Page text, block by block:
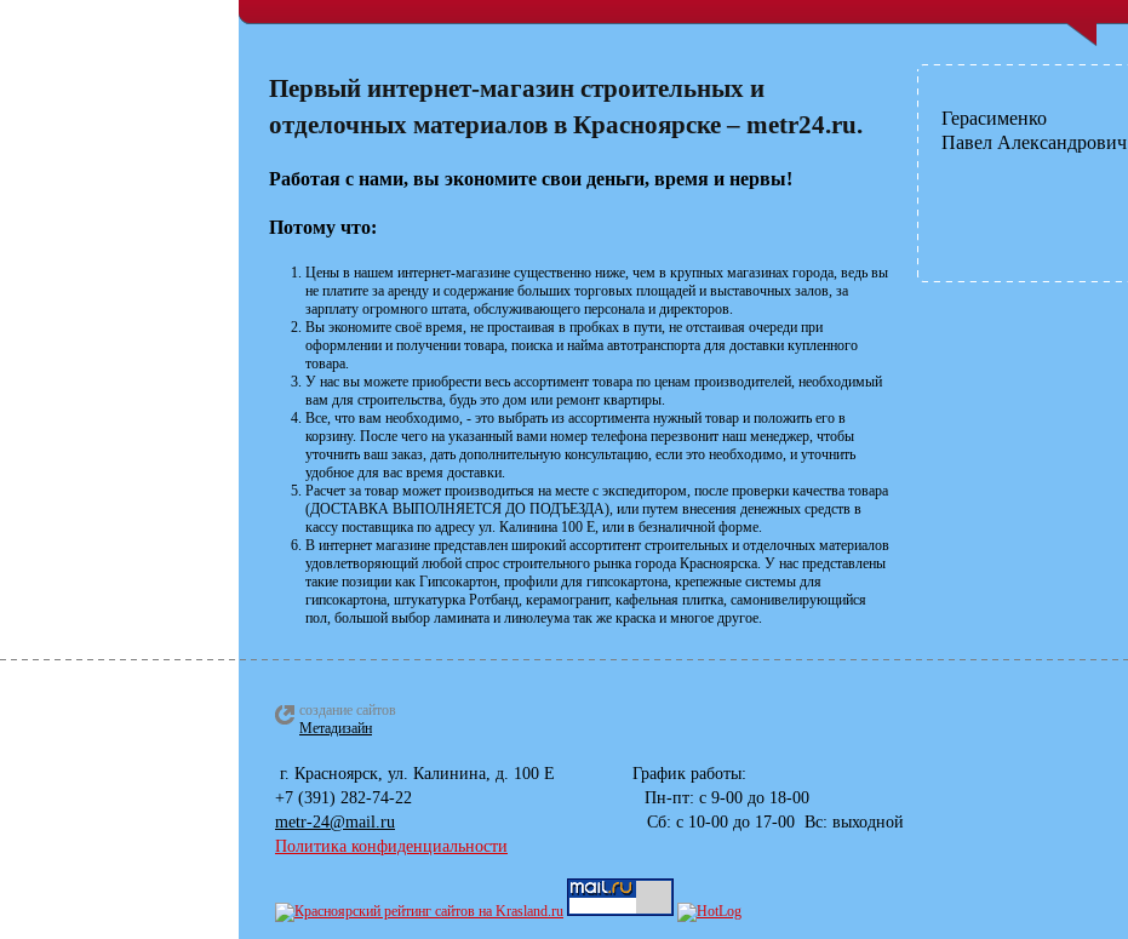
Первый интернет-магазин строительных и
отделочных материалов в Красноярске – metr24.ru.
Работая с нами, вы экономите свои деньги, время и нервы!
Потому что:
Цены в нашем интернет-магазине существенно ниже, чем в крупных магазинах города, ведь вы
не платите за аренду и содержание больших торговых площадей и выставочных залов, за
зарплату огромного штата, обслуживающего персонала и директоров.
Вы экономите своё время, не простаивая в пробках в пути, не отстаивая очереди при
оформлении и получении товара, поиска и найма автотранспорта для доставки купленного
товара.
У нас вы можете приобрести весь ассортимент товара по ценам производителей, необходимый
вам для строительства, будь это дом или ремонт квартиры.
Все, что вам необходимо, - это выбрать из ассортимента нужный товар и положить его в
корзину. После чего на указанный вами номер телефона перезвонит наш менеджер, чтобы
уточнить ваш заказ, дать дополнительную консультацию, если это необходимо, и уточнить
удобное для вас время доставки.
Расчет за товар может производиться на месте с экспедитором, после проверки качества товара
(ДОСТАВКА ВЫПОЛНЯЕТСЯ ДО ПОДЪЕЗДА), или путем внесения денежных средств в
кассу поставщика по адресу ул. Калинина 100 Е, или в безналичной форме.
В интернет магазине представлен широкий ассортитент строительных и отделочных материалов
удовлетворяющий любой спрос строительного рынка города Красноярска. У нас представлены
такие позиции как Гипсокартон, профили для гипсокартона, крепежные системы для
гипсокартона, штукатурка Ротбанд, керамогранит, кафельная плитка, самонивелирующийся
пол, большой выбор ламината и линолеума так же краска и многое другое.
Герасименко
Павел Александрович
создание сайтов
Метадизайн
г. Красноярск, ул. Калинина, д. 100 Е График работы:
+7 (391) 282-74-22 Пн-пт: с 9-00 до 18-00
metr-24@mail.ru Сб: с 10-00 до 17-00 Вс: выходной
Политика конфиденциальности